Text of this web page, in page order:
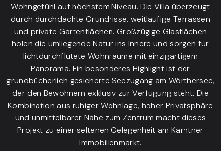
Wohngefühl auf höchstem Niveau. Die Villa überzeugt
durch durchdachte Grundrisse, weitläufige Terrassen
und private Gartenflächen. Großzügige Glasflächen
holen die umliegende Natur ins Innere und sorgen für
lichtdurchflutete Wohnräume mit einzigartigem
Panorama. Ein besonderes Highlight ist der
grundbücherlich gesicherte Seezugang am Wörthersee,
der den Bewohnern exklusiv zur Verfügung steht. Die
Kombination aus ruhiger Wohnlage, hoher Privatsphäre
und unmittelbarer Nähe zum Zentrum macht dieses
Projekt zu einer seltenen Gelegenheit am Kärntner
Immobilienmarkt.